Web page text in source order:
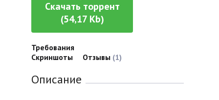
Скачать торрент
(54,17 Kb)
Требования
Скриншоты
Отзывы (1)
Описание